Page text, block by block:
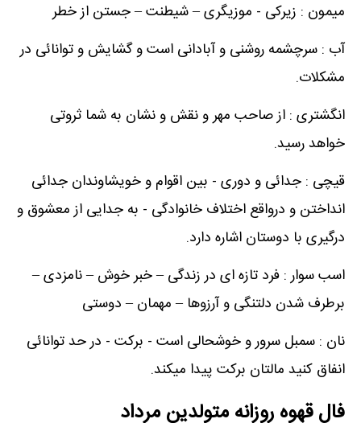
میمون : زیرکی - موزیگری – شیطنت – جستن از خطر
آب : سرچشمه روشنی و آبادانی است و گشایش و توانائی در
مشکلات.
انگشتری : از صاحب مهر و نقش و نشان به شما ثروتی
خواهد رسید.
قیچی : جدائی و دوری - بین اقوام و خویشاوندان جدائی
انداختن و درواقع اختلاف خانوادگی - به جدایی از معشوق و
درگیری با دوستان اشاره دارد.
اسب سوار : فرد تازه ای در زندگی – خبر خوش – نامزدی –
برطرف شدن دلتنگی و آرزوها – مهمان – دوستی
نان : سمبل سرور و خوشحالی است - برکت - در حد توانائی
انفاق کنید مالتان برکت پیدا میکند.
فال قهوه روزانه متولدین مرداد